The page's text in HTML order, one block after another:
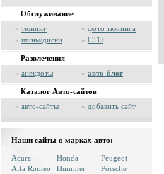
Обслуживание
» тюнинг » фото тюнинга
» шины/диски » СТО
Развлечения
» анекдоты » авто-блог
Каталог Авто-сайтов
» авто-сайты » добавить сайт
Наши сайты о марках авто:
Acura
Alfa Romeo
Honda
Hummer
Peugeot
Porsche